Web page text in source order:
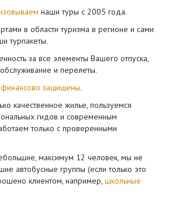
наши туры с 2005 года.
в области туризма в регионе и сами
турпакеты.
за все элементы Вашего отпуска,
и перелеты.
финансово защищены.
качественное жилье, пользуемся
гидов и современным
только с проверенными
максимум 12 человек, мы не
автобусные группы (если только это
клиентом, например, школьные